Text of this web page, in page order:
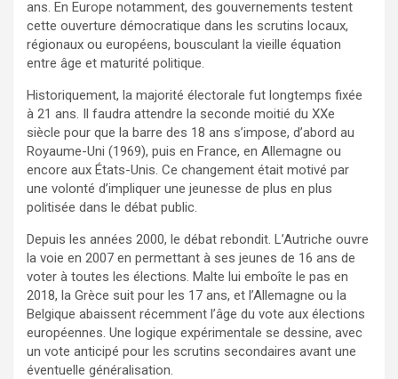
ans. En Europe notamment, des gouvernements testent
cette ouverture démocratique dans les scrutins locaux,
régionaux ou européens, bousculant la vieille équation
entre âge et maturité politique.
Historiquement, la majorité électorale fut longtemps fixée
à 21 ans. Il faudra attendre la seconde moitié du XXe
siècle pour que la barre des 18 ans s’impose, d’abord au
Royaume-Uni (1969), puis en France, en Allemagne ou
encore aux États-Unis. Ce changement était motivé par
une volonté d’impliquer une jeunesse de plus en plus
politisée dans le débat public.
Depuis les années 2000, le débat rebondit. L’Autriche ouvre
la voie en 2007 en permettant à ses jeunes de 16 ans de
voter à toutes les élections. Malte lui emboîte le pas en
2018, la Grèce suit pour les 17 ans, et l’Allemagne ou la
Belgique abaissent récemment l’âge du vote aux élections
européennes. Une logique expérimentale se dessine, avec
un vote anticipé pour les scrutins secondaires avant une
éventuelle généralisation.